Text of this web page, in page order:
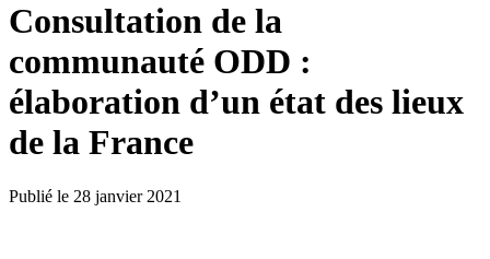
Consultation de la
communauté ODD :
élaboration d’un état des lieux
de la France
Publié le 28 janvier 2021